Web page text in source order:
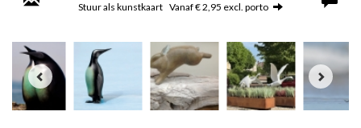
Stuur als kunstkaart Vanaf € 2,95 excl. porto